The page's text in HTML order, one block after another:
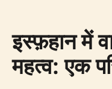
इस्फ़हान में
महत्व: एक